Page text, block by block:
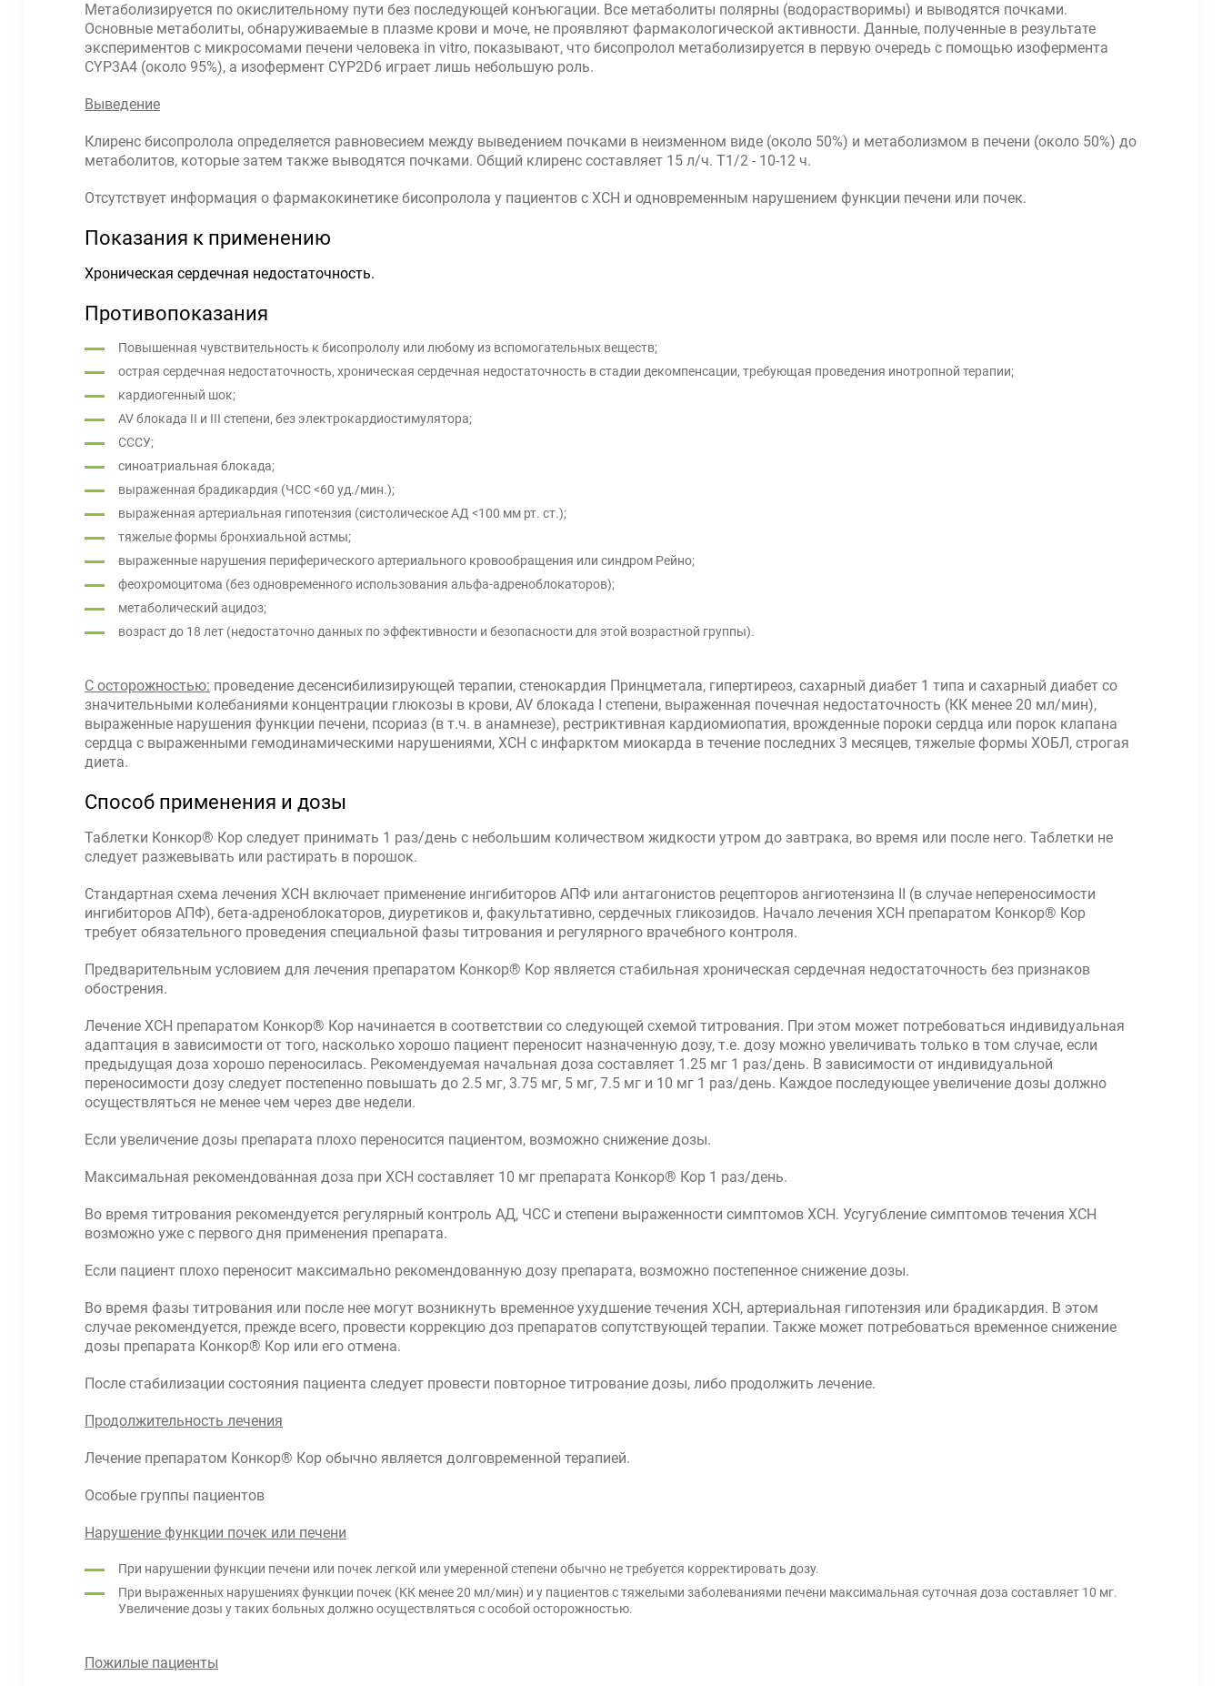
Метаболизируется по окислительному пути без последующей конъюгации. Все метаболиты полярны (водорастворимы) и выводятся почками.
Основные метаболиты, обнаруживаемые в плазме крови и моче, не проявляют фармакологической активности. Данные, полученные в результате
экспериментов с микросомами печени человека in vitro, показывают, что бисопролол метаболизируется в первую очередь с помощью изофермента
CYP3A4 (около 95%), а изофермент CYP2D6 играет лишь небольшую роль.
Выведение
Клиренс бисопролола определяется равновесием между выведением почками в неизменном виде (около 50%) и метаболизмом в печени (около 50%) до
метаболитов, которые затем также выводятся почками. Общий клиренс составляет 15 л/ч. T1/2 - 10-12 ч.
Отсутствует информация о фармакокинетике бисопролола у пациентов с ХСН и одновременным нарушением функции печени или почек.
Показания к применению
Хроническая сердечная недостаточность.
Противопоказания
Повышенная чувствительность к бисопрололу или любому из вспомогательных веществ;
острая сердечная недостаточность, хроническая сердечная недостаточность в стадии декомпенсации, требующая проведения инотропной терапии;
кардиогенный шок;
AV блокада II и III степени, без электрокардиостимулятора;
СССУ;
синоатриальная блокада;
выраженная брадикардия (ЧСС <60 уд./мин.);
выраженная артериальная гипотензия (систолическое АД <100 мм рт. ст.);
тяжелые формы бронхиальной астмы;
выраженные нарушения периферического артериального кровообращения или синдром Рейно;
феохромоцитома (без одновременного использования альфа-адреноблокаторов);
метаболический ацидоз;
возраст до 18 лет (недостаточно данных по эффективности и безопасности для этой возрастной группы).
С осторожностью: проведение десенсибилизирующей терапии, стенокардия Принцметала, гипертиреоз, сахарный диабет 1 типа и сахарный диабет со
значительными колебаниями концентрации глюкозы в крови, AV блокада I степени, выраженная почечная недостаточность (КК менее 20 мл/мин),
выраженные нарушения функции печени, псориаз (в т.ч. в анамнезе), рестриктивная кардиомиопатия, врожденные пороки сердца или порок клапана
сердца с выраженными гемодинамическими нарушениями, ХСН с инфарктом миокарда в течение последних 3 месяцев, тяжелые формы ХОБЛ, строгая
диета.
Способ применения и дозы
Таблетки Конкор® Кор следует принимать 1 раз/день с небольшим количеством жидкости утром до завтрака, во время или после него. Таблетки не
следует разжевывать или растирать в порошок.
Стандартная схема лечения ХСН включает применение ингибиторов АПФ или антагонистов рецепторов ангиотензина II (в случае непереносимости
ингибиторов АПФ), бета-адреноблокаторов, диуретиков и, факультативно, сердечных гликозидов. Начало лечения ХСН препаратом Конкор® Кор
требует обязательного проведения специальной фазы титрования и регулярного врачебного контроля.
Предварительным условием для лечения препаратом Конкор® Кор является стабильная хроническая сердечная недостаточность без признаков
обострения.
Лечение ХСН препаратом Конкор® Кор начинается в соответствии со следующей схемой титрования. При этом может потребоваться индивидуальная
адаптация в зависимости от того, насколько хорошо пациент переносит назначенную дозу, т.е. дозу можно увеличивать только в том случае, если
предыдущая доза хорошо переносилась. Рекомендуемая начальная доза составляет 1.25 мг 1 раз/день. В зависимости от индивидуальной
переносимости дозу следует постепенно повышать до 2.5 мг, 3.75 мг, 5 мг, 7.5 мг и 10 мг 1 раз/день. Каждое последующее увеличение дозы должно
осуществляться не менее чем через две недели.
Если увеличение дозы препарата плохо переносится пациентом, возможно снижение дозы.
Максимальная рекомендованная доза при ХСН составляет 10 мг препарата Конкор® Кор 1 раз/день.
Во время титрования рекомендуется регулярный контроль АД, ЧСС и степени выраженности симптомов ХСН. Усугубление симптомов течения ХСН
возможно уже с первого дня применения препарата.
Если пациент плохо переносит максимально рекомендованную дозу препарата, возможно постепенное снижение дозы.
Во время фазы титрования или после нее могут возникнуть временное ухудшение течения ХСН, артериальная гипотензия или брадикардия. В этом
случае рекомендуется, прежде всего, провести коррекцию доз препаратов сопутствующей терапии. Также может потребоваться временное снижение
дозы препарата Конкор® Кор или его отмена.
После стабилизации состояния пациента следует провести повторное титрование дозы, либо продолжить лечение.
Продолжительность лечения
Лечение препаратом Конкор® Кор обычно является долговременной терапией.
Особые группы пациентов
Нарушение функции почек или печени
При нарушении функции печени или почек легкой или умеренной степени обычно не требуется корректировать дозу.
При выраженных нарушениях функции почек (КК менее 20 мл/мин) и у пациентов с тяжелыми заболеваниями печени максимальная суточная доза составляет 10 мг.
Увеличение дозы у таких больных должно осуществляться с особой осторожностью.
Пожилые пациенты